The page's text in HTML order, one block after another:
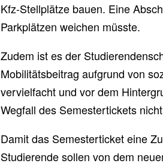
Kfz-Stellplätze bauen. Eine
Parkplätzen weichen müsste.
Zudem ist es der
Mobilitätsbeitrag aufgrund von
vervielfacht und vor dem
Wegfall des Semestertickets
Damit das Semesterticket eine
Studierende sollen von dem